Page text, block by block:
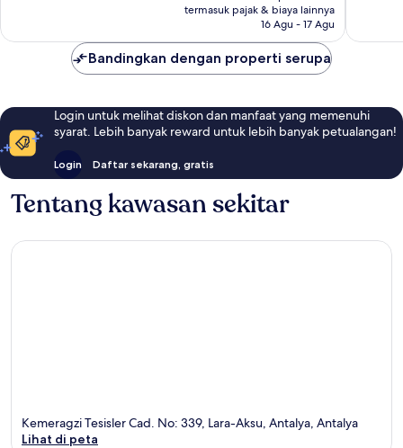
Rp6.021.822
termasuk pajak & biaya lainnya
16 Agu - 17 Agu
Bandingkan dengan properti serupa
Login untuk melihat diskon dan manfaat yang memenuhi
syarat. Lebih banyak reward untuk lebih banyak petualangan!
Login Daftar sekarang, gratis
Tentang kawasan sekitar
Kemeragzi Tesisler Cad. No: 339, Lara-Aksu, Antalya, Antalya
Lihat di peta